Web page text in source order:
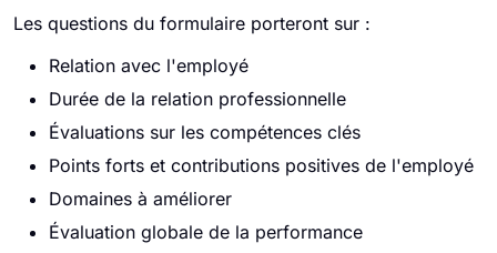
Les questions du formulaire porteront sur :
Relation avec l'employé
Durée de la relation professionnelle
Évaluations sur les compétences clés
Points forts et contributions positives de l'employé
Domaines à améliorer
Évaluation globale de la performance